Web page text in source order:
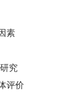
素
究
评价